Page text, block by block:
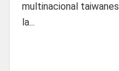
multinacional
la...